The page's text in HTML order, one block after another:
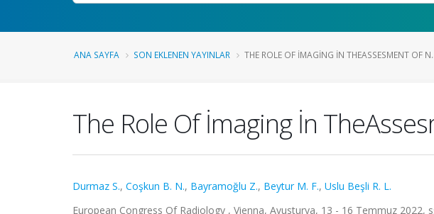
ANA SAYFA SON EKLENEN YAYINLAR THE ROLE OF İMAGING İN THEASSESMENT OF
The Role Of İmaging İn
Durmaz S., Coşkun B. N., Bayramoğlu Z., Beytur M. F., Uslu Beşli R. L.
European Congress Of Radiology , Vienna, Avusturya, 13 - 16 Temmuz 2022,